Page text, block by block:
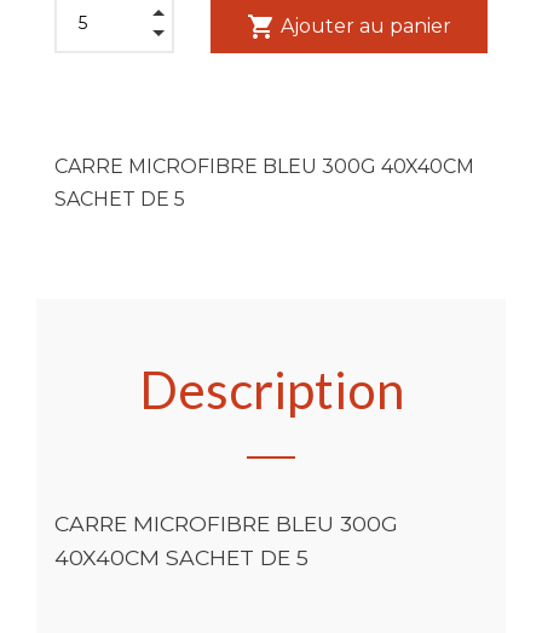
shopping_cart Ajouter au panier
CARRE MICROFIBRE BLEU 300G 40X40CM
SACHET DE 5
Description
CARRE MICROFIBRE BLEU 300G
40X40CM SACHET DE 5